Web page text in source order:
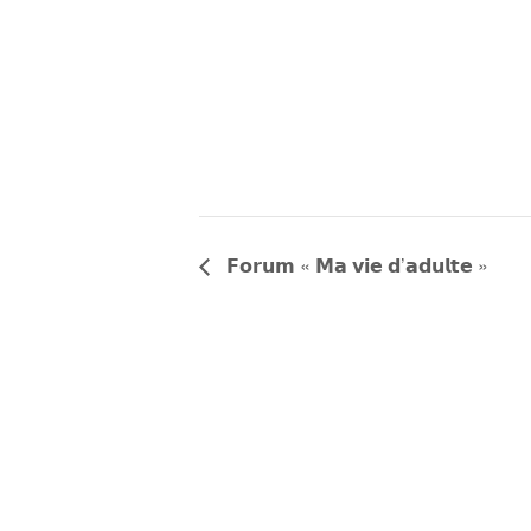
𝗙𝗼𝗿𝘂𝗺 « 𝗠𝗮 𝘃𝗶𝗲 𝗱’𝗮𝗱𝘂𝗹𝘁𝗲 »